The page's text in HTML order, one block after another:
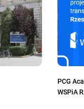
PCG
WSPiA